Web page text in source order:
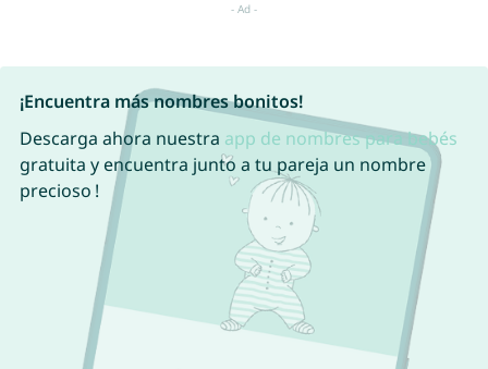
¡Encuentra más nombres bonitos!
Descarga ahora nuestra app de nombres para bebés
gratuita y encuentra junto a tu pareja un nombre
precioso !